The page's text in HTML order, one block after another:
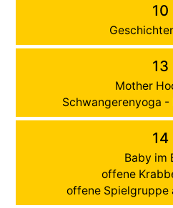
10
13
Mother
Schwangerenyoga
14
Baby im
offene
offene Spielgruppe